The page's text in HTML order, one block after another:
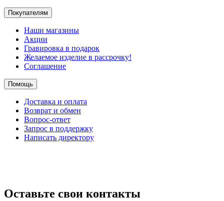
Покупателям
Наши магазины
Акции
Гравировка в подарок
Желаемое изделие в рассрочку!
Соглашение
Помощь
Доставка и оплата
Возврат и обмен
Вопрос-ответ
Запрос в поддержку
Написать директору
Оставьте свои контакты